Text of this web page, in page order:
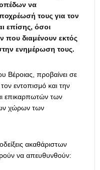
να
τους για τον
επίσης, όσοι
που διαμένουν εκτός
ενημέρωση τους.
Βέροιας, προβαίνει σε
τον εντοπισμό και την
επικαρπωτών των
χώρων των
ακαθάριστων
να απευθυνθούν: